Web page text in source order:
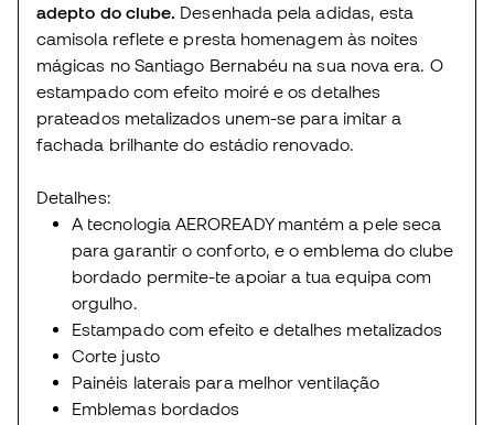
adepto do clube. Desenhada pela adidas, esta
camisola reflete e presta homenagem às noites
mágicas no Santiago Bernabéu na sua nova era. O
estampado com efeito moiré e os detalhes
prateados metalizados unem-se para imitar a
fachada brilhante do estádio renovado.
Detalhes:
A tecnologia AEROREADY mantém a pele seca
para garantir o conforto, e o emblema do clube
bordado permite-te apoiar a tua equipa com
orgulho.
Estampado com efeito e detalhes metalizados
Corte justo
Painéis laterais para melhor ventilação
Emblemas bordados